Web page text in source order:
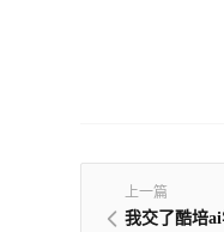
上一篇
我交了酷培